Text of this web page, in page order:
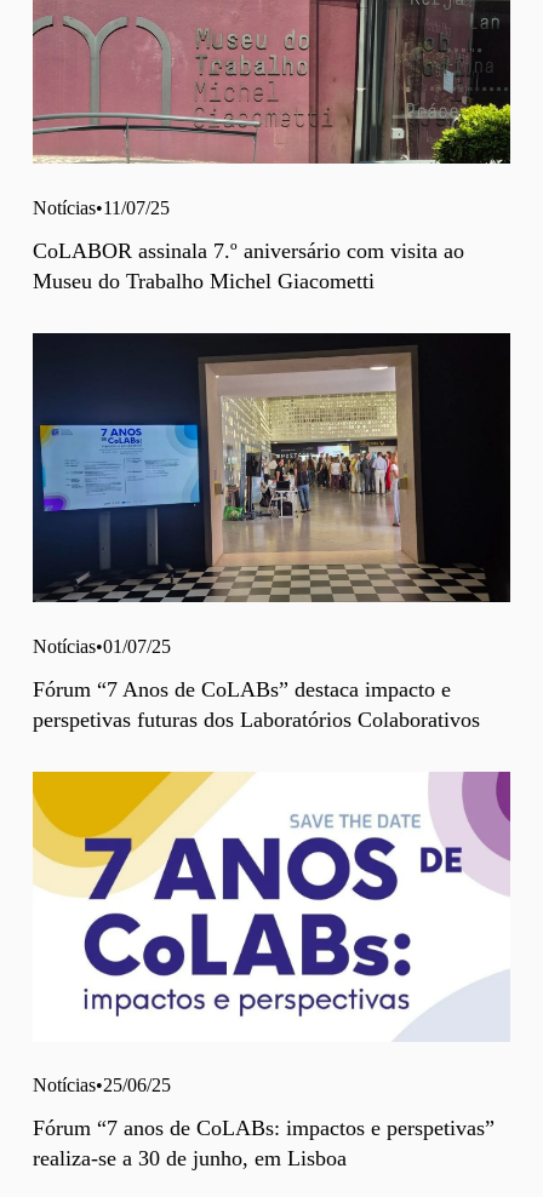
Notícias 11/07/25
CoLABOR assinala 7.º aniversário com visita ao
Museu do Trabalho Michel Giacometti
Notícias 01/07/25
Fórum “7 Anos de CoLABs” destaca impacto e
perspetivas futuras dos Laboratórios Colaborativos
Notícias 25/06/25
Fórum “7 anos de CoLABs: impactos e perspetivas”
realiza-se a 30 de junho, em Lisboa